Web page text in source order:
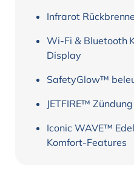
Infrarot
Wi-Fi & Bluetooth
Display
SafetyGlow™
JETFIRE™ Zündung
Iconic WAVE™
Komfort-Features